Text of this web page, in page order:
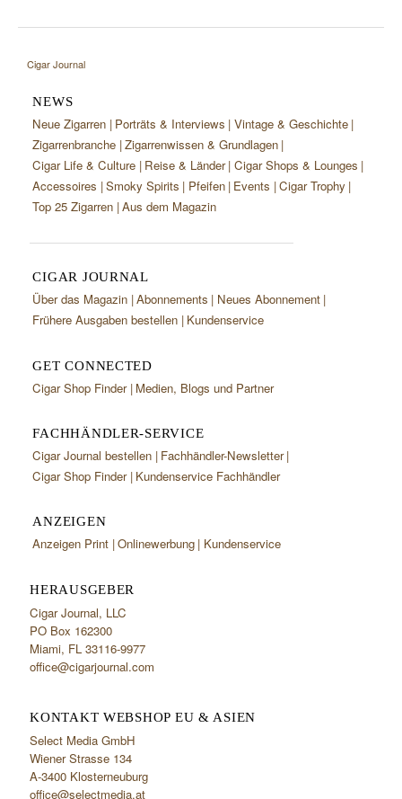
Cigar Journal
NEWS
Neue Zigarren Porträts & Interviews Vintage & Geschichte
Zigarrenbranche Zigarrenwissen & Grundlagen
Cigar Life & Culture Reise & Länder Cigar Shops & Lounges
Accessoires Smoky Spirits Pfeifen Events Cigar Trophy
Top 25 Zigarren Aus dem Magazin
CIGAR JOURNAL
Über das Magazin Abonnements
Neues Abonnement
Frühere Ausgaben bestellen Kundenservice
GET CONNECTED
Cigar Shop Finder Medien, Blogs und Partner
FACHHÄNDLER-SERVICE
Cigar Journal bestellen Fachhändler-Newsletter
Cigar Shop Finder Kundenservice Fachhändler
ANZEIGEN
Anzeigen Print Onlinewerbung Kundenservice
HERAUSGEBER
Cigar Journal, LLC
PO Box 162300
Miami, FL 33116-9977
office@cigarjournal.com
KONTAKT WEBSHOP EU & ASIEN
Select Media GmbH
Wiener Strasse 134
A-3400 Klosterneuburg
office@selectmedia.at